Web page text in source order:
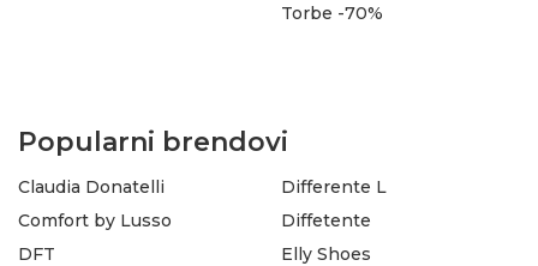
Torbe -70%
Popularni brendovi
Claudia Donatelli
Comfort by Lusso
DFT
Differente L
Diffetente
Elly Shoes